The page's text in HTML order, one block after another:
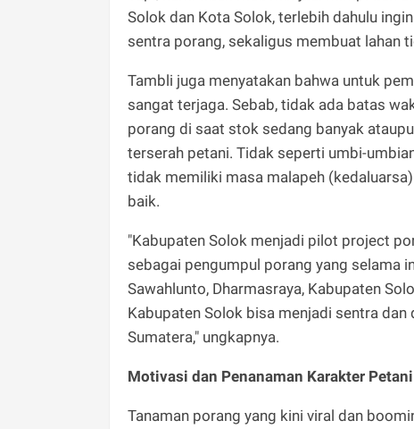
Solok dan Kota Solok, terlebih dahulu
sentra porang, sekaligus membuat lahan
Tambli juga menyatakan bahwa untuk
sangat terjaga. Sebab, tidak ada batas
porang di saat stok sedang banyak
terserah petani. Tidak seperti umbi-
tidak memiliki masa malapeh
baik.
"Kabupaten Solok menjadi pilot project
sebagai pengumpul porang yang selama
Sawahlunto, Dharmasraya, Kabupaten
Kabupaten Solok bisa menjadi sentra
Sumatera," ungkapnya.
Motivasi dan Penanaman Karakter Petani
Tanaman porang yang kini viral dan